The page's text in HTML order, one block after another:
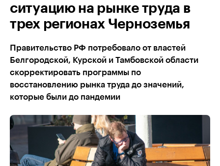
ситуацию на рынке труда в
трех регионах Черноземья
Правительство РФ потребовало от властей
Белгородской, Курской и Тамбовской области
скорректировать программы по
восстановлению рынка труда до значений,
которые были до пандемии